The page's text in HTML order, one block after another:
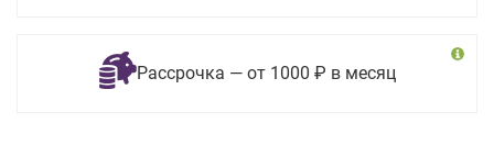
Рассрочка — от 1000 ₽ в месяц